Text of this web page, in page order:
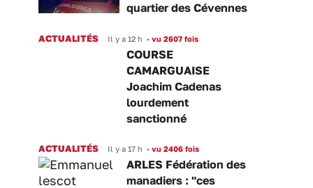
quartier des Cévennes
ACTUALITÉS Il y a 12 h • vu 2607 fois
COURSE
CAMARGUAISE
Joachim Cadenas
lourdement
sanctionné
ACTUALITÉS Il y a 17 h • vu 2406 fois
ARLES Fédération des
manadiers : "ces